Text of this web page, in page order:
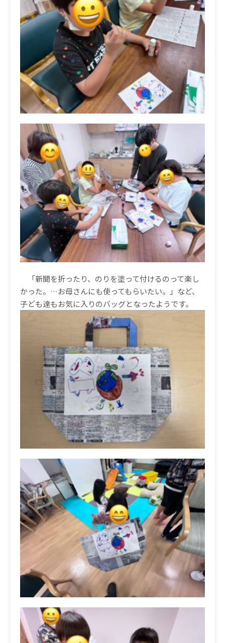
「新聞を折ったり、のりを塗って付けるのって楽し
かった。 …お母さんにも使ってもらいたい。」など、
子ども達もお気に入りのバッグとなったようです。